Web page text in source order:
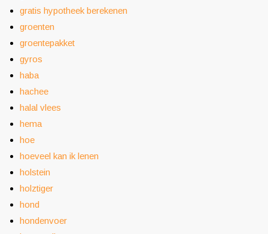
gratis hypotheek berekenen
groenten
groentepakket
gyros
haba
hachee
halal vlees
hema
hoe
hoeveel kan ik lenen
holstein
holztiger
hond
hondenvoer